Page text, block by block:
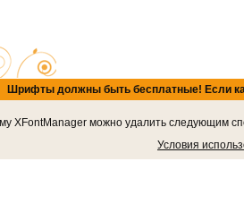
Шрифты должны быть бесплатные! Если
XFontManager можно удалить следующим
Условия